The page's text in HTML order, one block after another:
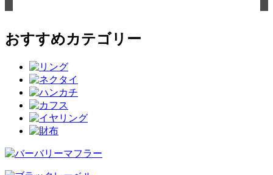
おすすめカテゴリー